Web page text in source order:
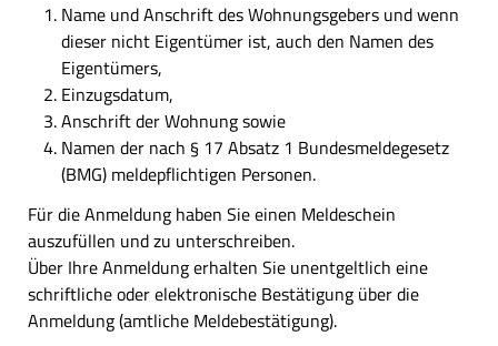
Name und Anschrift des Wohnungsgebers und wenn
dieser nicht Eigentümer ist, auch den Namen des
Eigentümers,
Einzugsdatum,
Anschrift der Wohnung sowie
Namen der nach § 17 Absatz 1 Bundesmeldegesetz
(BMG) meldepflichtigen Personen.
Für die Anmeldung haben Sie einen Meldeschein
auszufüllen und zu unterschreiben.
Über Ihre Anmeldung erhalten Sie unentgeltlich eine
schriftliche oder elektronische Bestätigung über die
Anmeldung (amtliche Meldebestätigung).